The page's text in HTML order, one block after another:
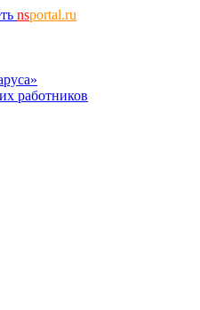
nsportal.ru
работников